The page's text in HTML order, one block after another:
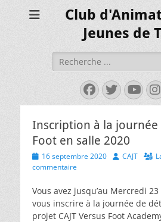
Club
Jeunes de
Rechercher :
Facebook
Inscription à la journée
Foot en salle 2020
Posted
on
16 septembre 2020 Author
CAJT
commentaire
Vous avez jusqu’au Mercredi
vous inscrire à la journée de
projet CAJT Versus Foot